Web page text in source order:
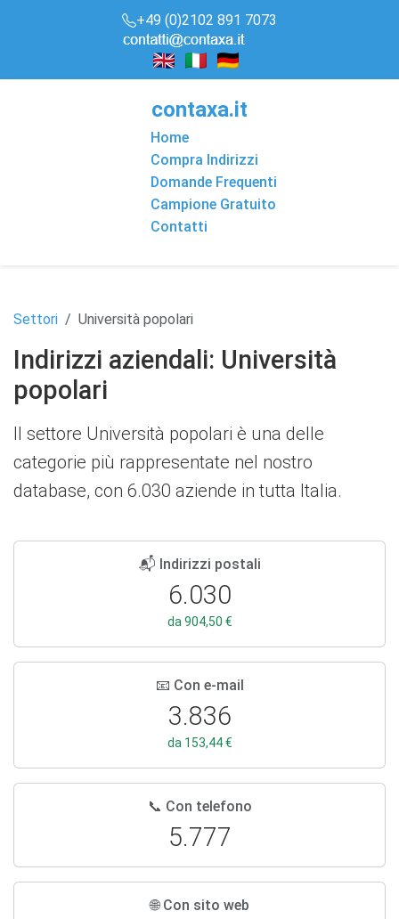
+49 (0)2102 891 7073
contaxa.it
Home
Compra Indirizzi
Domande Frequenti
Campione Gratuito
Contatti
Settori Università popolari
Indirizzi aziendali: Università
popolari
Il settore Università popolari è una delle
categorie più rappresentate nel nostro
database, con 6.030 aziende in tutta Italia.
📬 Indirizzi postali
6.030
da 904,50 €
📧 Con e-mail
3.836
da 153,44 €
📞 Con telefono
5.777
🌐 Con sito web